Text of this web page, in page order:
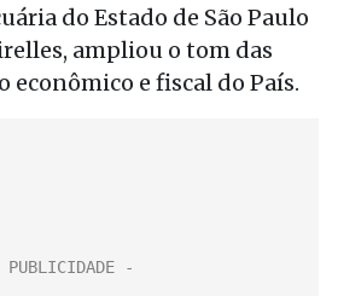
do Estado de São Paulo
ampliou o tom das
econômico e fiscal do País.